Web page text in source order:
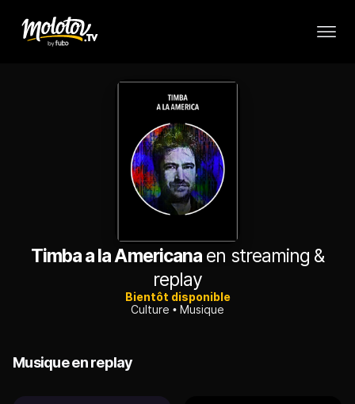
Timba a la Americana en streaming &
replay
Bientôt disponible
Culture
Musique
Musique en replay